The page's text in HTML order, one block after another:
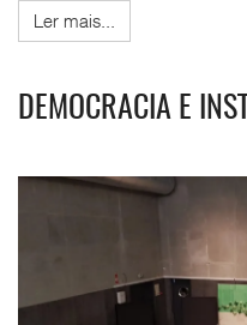
Ler mais...
DEMOCRACIA E